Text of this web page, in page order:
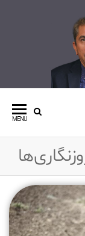
MENU